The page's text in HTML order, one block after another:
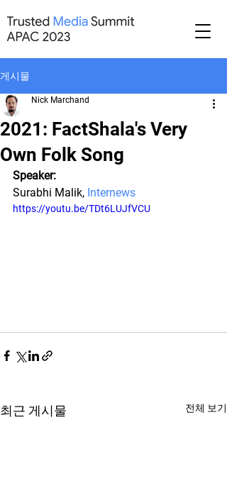
게시물
2021: FactShala's Very
Own Folk Song
Nick Marchand
Speaker:
Surabhi Malik, Internews
https://youtu.be/TDt6LUJfVCU
최근 게시물 전체 보기